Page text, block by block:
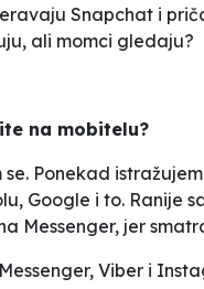
Snapchat i
ali momci gledaju?
na mobitelu?
se. Ponekad
Google i to. Ranije
Messenger, jer
Viber i